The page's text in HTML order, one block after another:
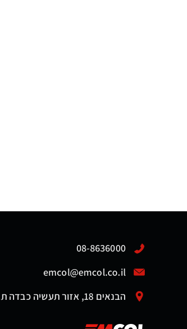
08-8636000
emcol@emcol.co.il
הבנאים 18, אזור תעשיה כבדה ת.ד 12461, אשדוד 7761116